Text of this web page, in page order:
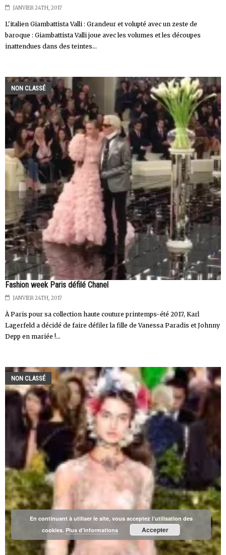
JANVIER 24TH, 2017
L'italien Giambattista Valli : Grandeur et volupté avec un zeste de
baroque : Giambattista Valli joue avec les volumes et les découpes
inattendues dans des teintes...
NON CLASSÉ
Fashion week Paris défilé Chanel
JANVIER 24TH, 2017
À Paris pour sa collection haute couture printemps-été 2017, Karl
Lagerfeld a décidé de faire défiler la fille de Vanessa Paradis et Johnny
Depp en mariée !...
NON CLASSÉ
En continuant à utiliser le site, vous acceptez l’utilisation des
cookies. Plus d’informations Accepter